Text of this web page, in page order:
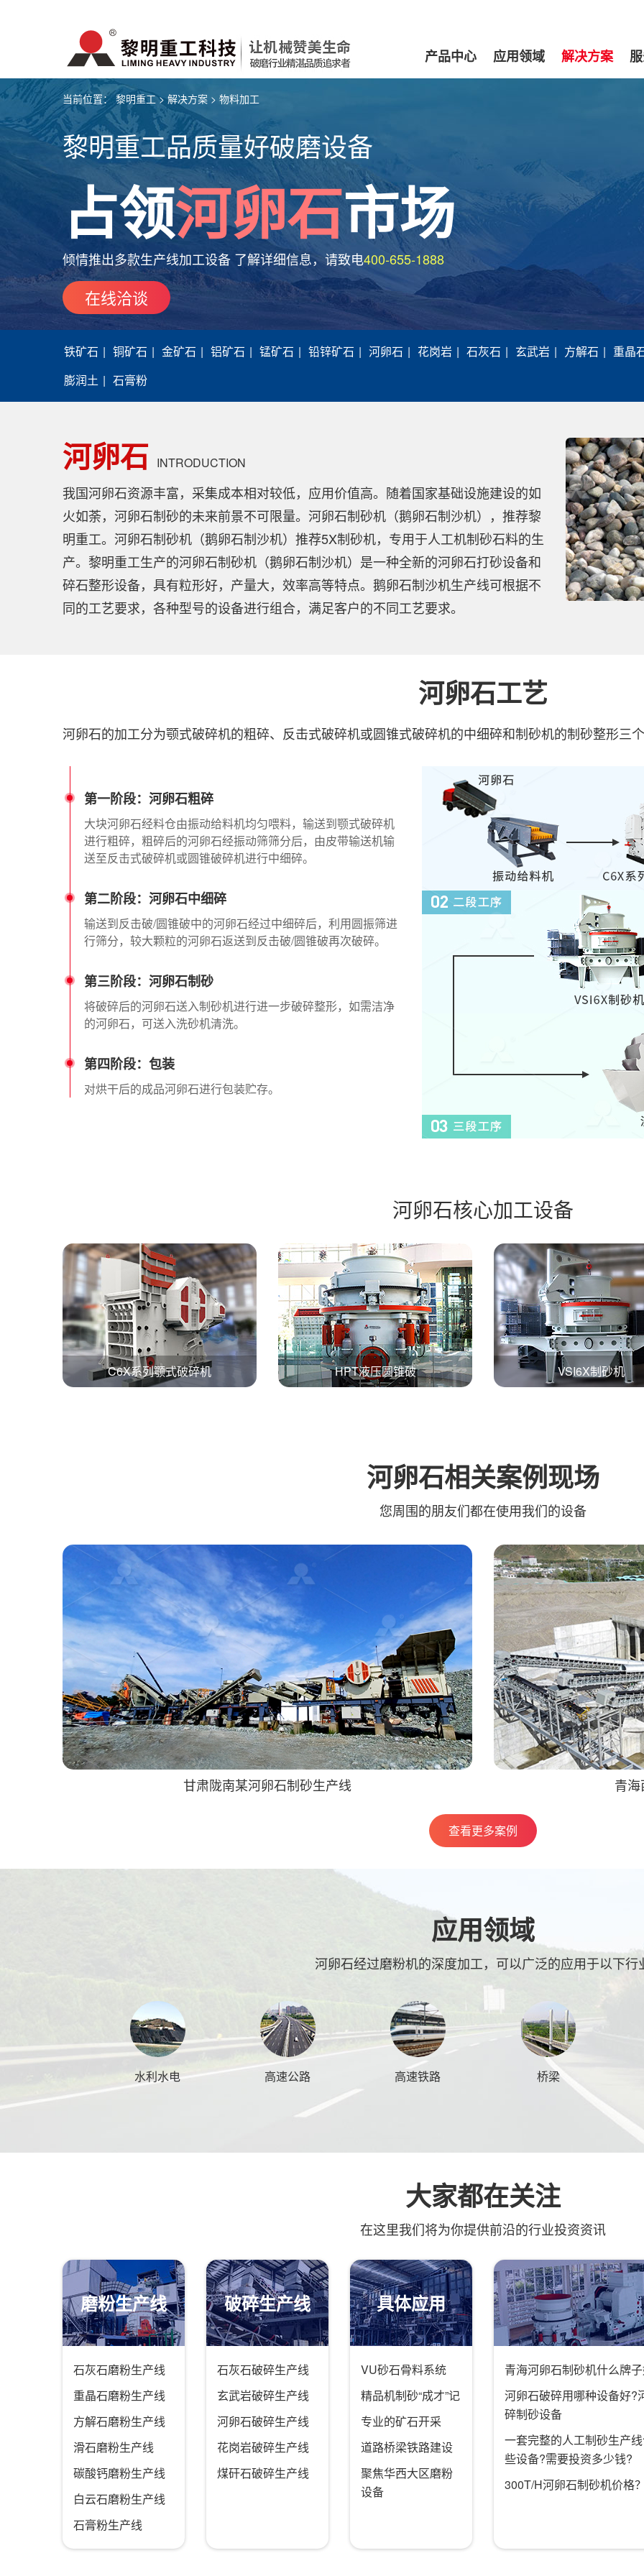
产品中心 应用领域 解决方案
当前位置：黎明重工>解决方案 > 物料加工
黎明重工品质量好破磨设备
占领河卵石市场
倾情推出多款生产线加工设备 了解详细信息，请致电400-655-1888
在线洽谈
铁矿石 | 铜矿石 | 金矿石 | 铝矿石 | 锰矿石 | 铅锌矿石 | 河卵石 | 花岗岩 | 石灰石 | 玄武岩 | 方解石 | 重晶
膨润土 | 石膏粉
河卵石 INTRODUCTION
我国河卵石资源丰富，采集成本相对较低，应用价值高。随着国家基础设施建设的如
火如荼，河卵石制砂的未来前景不可限量。河卵石制砂机（鹅卵石制沙机），推荐黎
明重工。河卵石制砂机（鹅卵石制沙机）推荐5X制砂机，专用于人工机制砂石料的生
产。黎明重工生产的河卵石制砂机（鹅卵石制沙机）是一种全新的河卵石打砂设备和
碎石整形设备，具有粒形好，产量大，效率高等特点。鹅卵石制沙机生产线可根据不
同的工艺要求，各种型号的设备进行组合，满足客户的不同工艺要求。
河卵石工艺
河卵石的加工分为颚式破碎机的粗碎、反击式破碎机或圆锥式破碎机的中细碎和制砂机的制砂整形三
第一阶段：河卵石粗碎
大块河卵石经料仓由振动给料机均匀喂料，输送到颚式破碎机
进行粗碎，粗碎后的河卵石经振动筛筛分后，由皮带输送机输
送至反击式破碎机或圆锥破碎机进行中细碎。
第二阶段：河卵石中细碎
输送到反击破/圆锥破中的河卵石经过中细碎后，利用圆振筛进
行筛分，较大颗粒的河卵石返送到反击破/圆锥破再次破碎。
第三阶段：河卵石制砂
将破碎后的河卵石送入制砂机进行进一步破碎整形，如需洁净
的河卵石，可送入洗砂机清洗。
第四阶段：包装
对烘干后的成品河卵石进行包装贮存。
河卵石核心加工设备
C6X系列颚式破碎机 HPT液压圆锥破 VSI6X制砂机
河卵石相关案例现场
您周围的朋友们都在使用我们的设备
甘肃陇南某河卵石制砂生产线 青
查看更多案例
应用领域
河卵石经过磨粉机的深度加工，可以广泛的应用于以下行
水利水电 高速公路 高速铁路 桥梁
大家都在关注
在这里我们将为你提供前沿的行业投资资讯
磨粉生产线
石灰石磨粉生产线
重晶石磨粉生产线
方解石磨粉生产线
滑石磨粉生产线
碳酸钙磨粉生产线
白云石磨粉生产线
石膏粉生产线
破碎生产线
石灰石破碎生产线
玄武岩破碎生产线
河卵石破碎生产线
花岗岩破碎生产线
煤矸石破碎生产线
具体应用
VU砂石骨料系统
精品机制砂“成才”记
专业的矿石开采
道路桥梁铁路建设
聚焦华西大区磨粉
设备
青海河卵石制砂机什么牌
河卵石破碎用哪种设备好?
碎制砂设备
一套完整的人工制砂生产
些设备?需要投资多少钱?
300T/H河卵石制砂机价格